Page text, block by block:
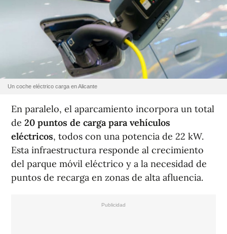
Un coche eléctrico carga en Alicante
En paralelo, el aparcamiento incorpora un total
de 20 puntos de carga para vehículos
eléctricos, todos con una potencia de 22 kW.
Esta infraestructura responde al crecimiento
del parque móvil eléctrico y a la necesidad de
puntos de recarga en zonas de alta afluencia.